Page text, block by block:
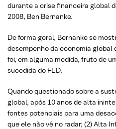
durante a crise financeira global
2008, Ben Bernanke.
De forma geral, Bernanke se
desempenho da economia global
foi, em alguma medida, fruto de
sucedida do FED.
Quando questionado sobre a
global, após 10 anos de alta
fontes potenciais para uma
que ele não vê no radar; (2) Alta